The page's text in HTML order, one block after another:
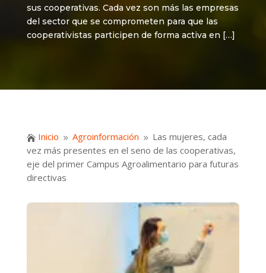
sus cooperativas. Cada vez son más las empresas
del sector que se comprometen para que las
cooperativistas participen de forma activa en […]
 Inicio 9 Agroinformación 9 Las mujeres, cada
vez más presentes en el seno de las cooperativas,
eje del primer Campus Agroalimentario para futuras
directivas